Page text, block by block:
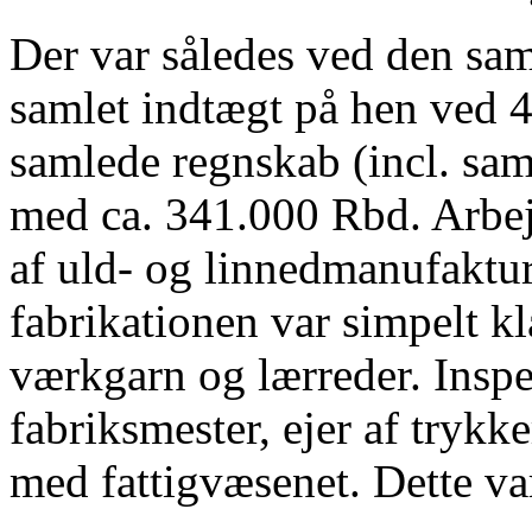
Der var således ved den
samlet indtægt på hen ved
samlede regnskab (incl.
med ca. 341.000 Rbd.
af uld- og
fabrikationen var simpelt
værkgarn og lærreder.
fabriksmester, ejer af
med fattigvæsenet. Dette